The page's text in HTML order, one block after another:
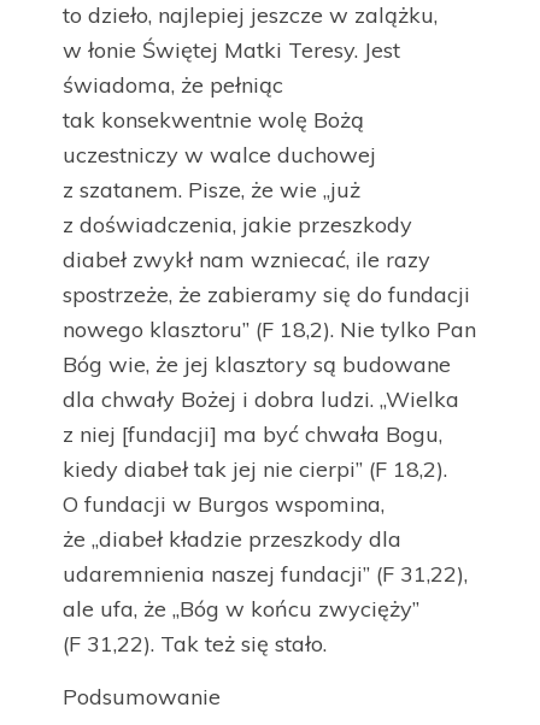
to dzieło, najlepiej jeszcze w zalążku,
w łonie Świętej Matki Teresy. Jest
świadoma, że pełniąc
tak konsekwentnie wolę Bożą
uczestniczy w walce duchowej
z szatanem. Pisze, że wie „już
z doświadczenia, jakie przeszkody
diabeł zwykł nam wzniecać, ile razy
spostrzeże, że zabieramy się do fundacji
nowego klasztoru” (F 18,2). Nie tylko Pan
Bóg wie, że jej klasztory są budowane
dla chwały Bożej i dobra ludzi. „Wielka
z niej [fundacji] ma być chwała Bogu,
kiedy diabeł tak jej nie cierpi” (F 18,2).
O fundacji w Burgos wspomina,
że „diabeł kładzie przeszkody dla
udaremnienia naszej fundacji” (F 31,22),
ale ufa, że „Bóg w końcu zwycięży”
(F 31,22). Tak też się stało.
Podsumowanie